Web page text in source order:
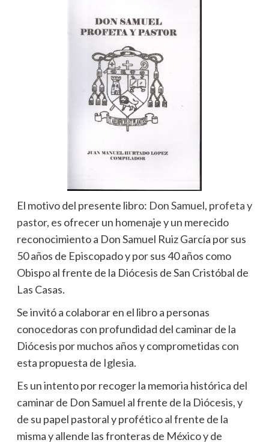
El motivo del presente libro: Don Samuel, profeta y
pastor, es ofrecer un homenaje y un merecido
reconocimiento a Don Samuel Ruiz García por sus
50 años de Episcopado y por sus 40 años como
Obispo al frente de la Diócesis de San Cristóbal de
Las Casas.
Se invitó a colaborar en el libro a personas
conocedoras con profundidad del caminar de la
Diócesis por muchos años y comprometidas con
esta propuesta de Iglesia.
Es un intento por recoger la memoria histórica del
caminar de Don Samuel al frente de la Diócesis, y
de su papel pastoral y profético al frente de la
misma y allende las fronteras de México y de